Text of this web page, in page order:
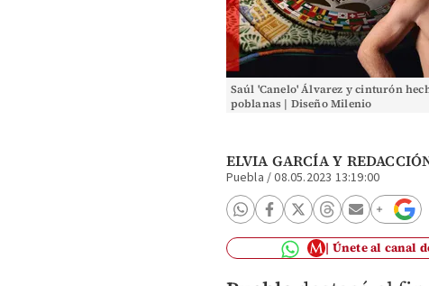
Saúl 'Canelo' Álvarez y cinturón
poblanas | Diseño Milenio
ELVIA GARCÍAY
Puebla /08.05.2023 13:19:00
Únete al canal